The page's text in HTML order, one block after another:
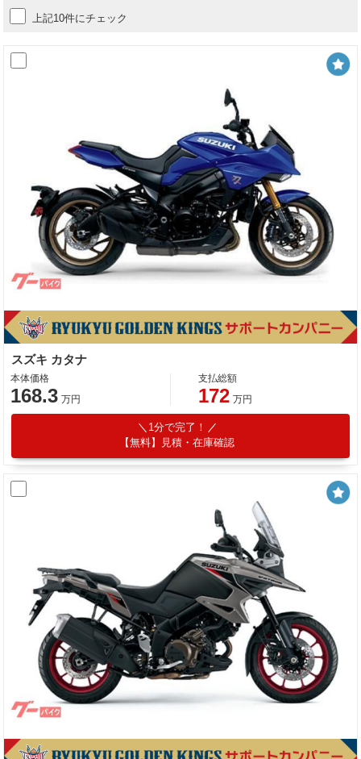
上記10件にチェック
スズキ カタナ
本体価格
168.3 万円
支払総額
172 万円
1分で完了！
【無料】見積・在庫確認